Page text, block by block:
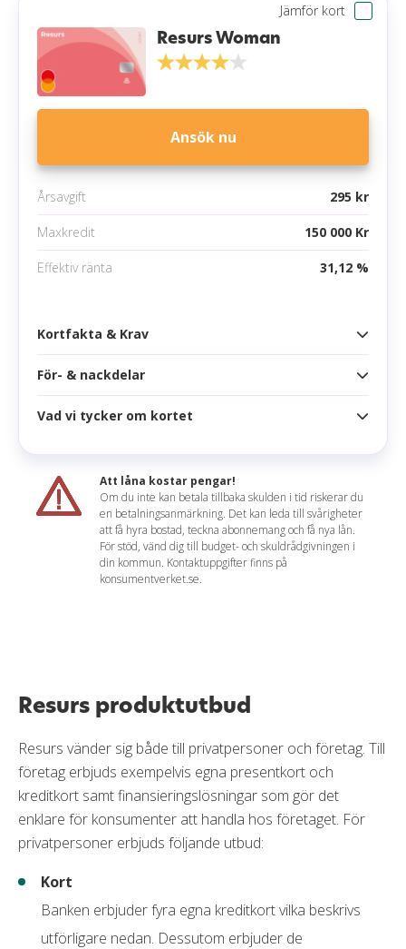
Jämför kort
Resurs Woman
Ansök nu
Årsavgift 295 kr
Maxkredit 150 000 Kr
Effektiv ränta 31,12 %
Kortfakta & Krav
Kortfakta
Årsavgift
Ränta
Effektiv ränta
31,12 %
Räntefritt
60 dagar
Korttyp
Påminnelseavgift
Förseningsavgift
145 kr
Övertrasseringsavgift
145 kr
Minsta belopp att betala
5,00 % (min 150 kr)
Gratis extrakort
Krav
Minst 18 år
För- & nackdelar
Fördelar
1 krona till Cancerfonden för varje kortköp
0,5 bonuspoäng per krona
Betala räkningar med kreditkortet
Betalningsfria månader
Fåtal rabatter
Vad vi tycker om kortet
Cia sammanfattar
Om du överväger att välja Resurs Gold eller Resurs
Woman rekommenderar vi varmt Resurs Woman.
Läs mer om Resurs Woman
Att låna kostar pengar!
Om du inte kan betala tillbaka skulden i tid riskerar du
en betalningsanmärkning. Det kan leda till svårigheter
att få hyra bostad, teckna abonnemang och få nya lån.
För stöd, vänd dig till budget- och skuldrådgivningen i
din kommun. Kontaktuppgifter finns på
konsumentverket.se.
Resurs produktutbud
Resurs vänder sig både till privatpersoner och företag. Till
företag erbjuds exempelvis egna presentkort och
kreditkort samt finansieringslösningar som gör det
enklare för konsumenter att handla hos företaget. För
privatpersoner erbjuds följande utbud:
Kort
Banken erbjuder fyra egna kreditkort vilka beskrivs
utförligare nedan. Dessutom erbjuder de